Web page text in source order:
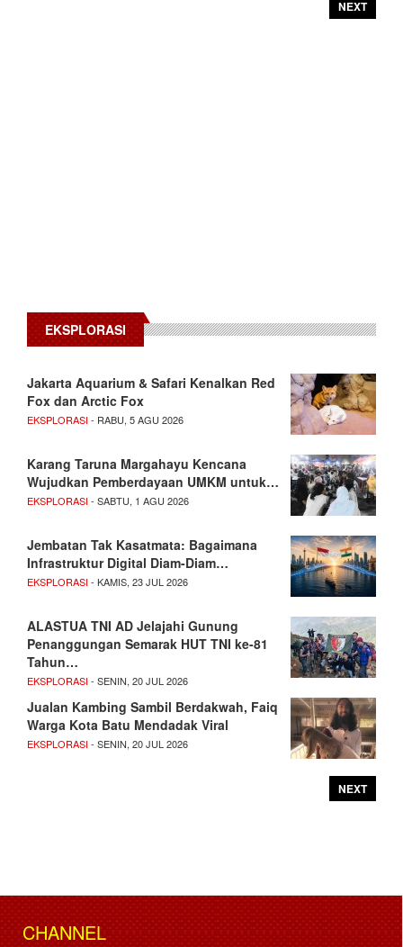
NEXT
EKSPLORASI
Jakarta Aquarium & Safari Kenalkan Red
Fox dan Arctic Fox
EKSPLORASI- RABU, 5 AGU 2026
Karang Taruna Margahayu Kencana
Wujudkan Pemberdayaan UMKM untuk…
EKSPLORASI- SABTU, 1 AGU 2026
Jembatan Tak Kasatmata: Bagaimana
Infrastruktur Digital Diam-Diam…
EKSPLORASI- KAMIS, 23 JUL 2026
ALASTUA TNI AD Jelajahi Gunung
Penanggungan Semarak HUT TNI ke-81
Tahun…
EKSPLORASI- SENIN, 20 JUL 2026
Jualan Kambing Sambil Berdakwah, Faiq
Warga Kota Batu Mendadak Viral
EKSPLORASI- SENIN, 20 JUL 2026
NEXT
CHANNEL